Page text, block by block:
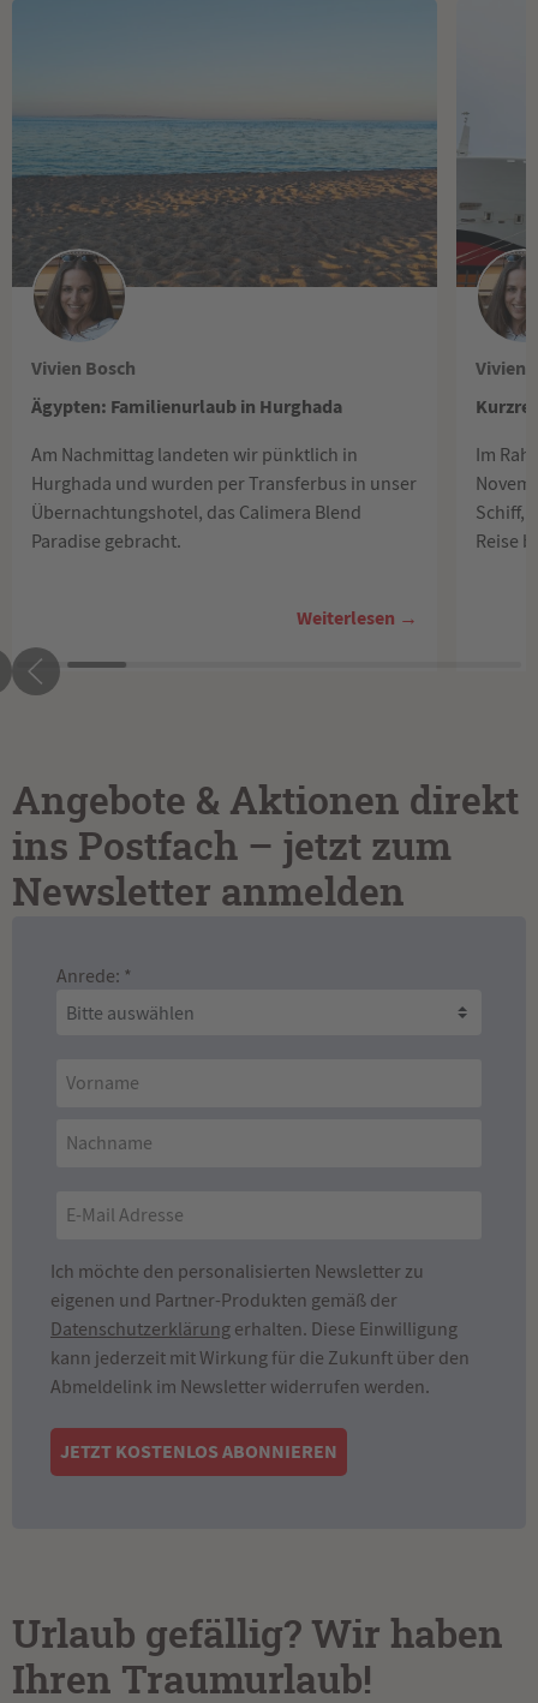
Vivien Bosch
Ägypten: Familienurlaub in Hurghada
Am Nachmittag landeten wir pünktlich in
Hurghada und wurden per Transferbus in unser
Übernachtungshotel, das Calimera Blend
Paradise gebracht.
Weiterlesen →
Vivien
Im
Schiff,
Reise
Angebote & Aktionen direkt
ins Postfach – jetzt zum
Newsletter anmelden
Anrede: *
Ich möchte den personalisierten Newsletter zu
eigenen und Partner-Produkten gemäß der
Datenschutzerklärung erhalten. Diese Einwilligung
kann jederzeit mit Wirkung für die Zukunft über den
Abmeldelink im Newsletter widerrufen werden.
JETZT KOSTENLOS ABONNIEREN
Urlaub gefällig? Wir haben
Ihren Traumurlaub!